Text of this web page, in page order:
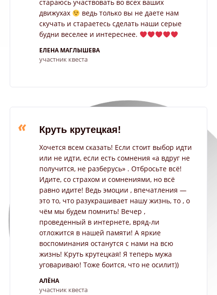
стараюсь участвовать во всех ваших
движухах
ведь только вы не даете нам
скучать и стараетесь сделать наши серые
будни веселее и интереснее.
ЕЛЕНА МАГЛЫШЕВА
участник квеста
Круть крутецкая!
Хочется всем сказать! Если стоит выбор идти
или не идти, если есть сомнения «а вдруг не
получится, не разберусь» . Отбросьте всё!
Идите, со страхом и сомнениями, но всё
равно идите! Ведь эмоции , впечатления —
это то, что разукрашивает нашу жизнь, то , о
чём мы будем помнить! Вечер ,
проведенный в интернете, вряд-ли
отложится в нашей памяти! А яркие
воспоминания останутся с нами на всю
жизнь! Круть крутецкая! Я теперь мужа
уговариваю! Тоже боится, что не осилит))
АЛЁНА​
участник квеста
«